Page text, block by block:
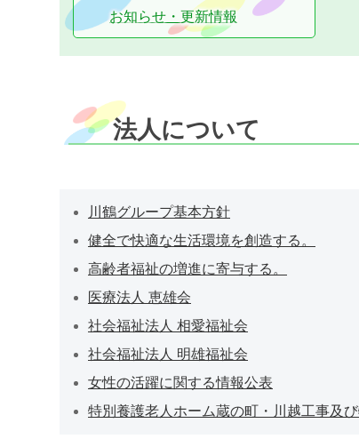
お知らせ・更新情報
法人について
川鶴グループ基本方針
健全で快適な生活環境を創造する。
高齢者福祉の増進に寄与する。
医療法人 恵雄会
社会福祉法人 相愛福祉会
社会福祉法人 明雄福祉会
女性の活躍に関する情報公表
特別養護老人ホーム蔵の町・川越工事及